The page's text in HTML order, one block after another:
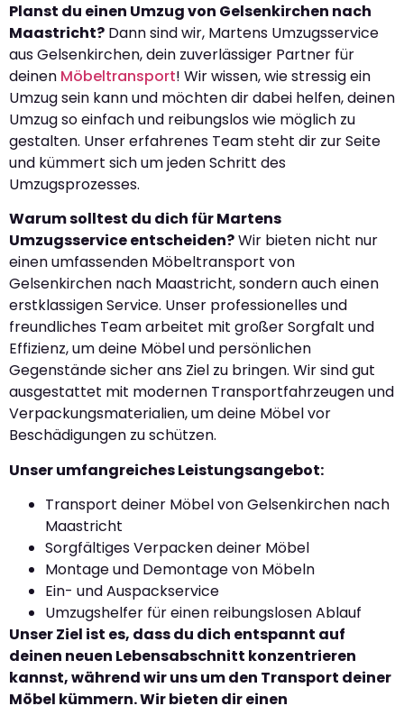
Planst du einen Umzug von Gelsenkirchen nach
Maastricht? Dann sind wir, Martens Umzugsservice
aus Gelsenkirchen, dein zuverlässiger Partner für
deinen Möbeltransport! Wir wissen, wie stressig ein
Umzug sein kann und möchten dir dabei helfen, deinen
Umzug so einfach und reibungslos wie möglich zu
gestalten. Unser erfahrenes Team steht dir zur Seite
und kümmert sich um jeden Schritt des
Umzugsprozesses.
Warum solltest du dich für Martens
Umzugsservice entscheiden?Wir bieten nicht nur
einen umfassenden Möbeltransport von
Gelsenkirchen nach Maastricht, sondern auch einen
erstklassigen Service. Unser professionelles und
freundliches Team arbeitet mit großer Sorgfalt und
Effizienz, um deine Möbel und persönlichen
Gegenstände sicher ans Ziel zu bringen. Wir sind gut
ausgestattet mit modernen Transportfahrzeugen und
Verpackungsmaterialien, um deine Möbel vor
Beschädigungen zu schützen.
Unser umfangreiches Leistungsangebot:
Transport deiner Möbel von Gelsenkirchen nach
Maastricht
Sorgfältiges Verpacken deiner Möbel
Montage und Demontage von Möbeln
Ein- und Auspackservice
Umzugshelfer für einen reibungslosen Ablauf
Unser Ziel ist es, dass du dich entspannt auf
deinen neuen Lebensabschnitt konzentrieren
kannst, während wir uns um den Transport deiner
Möbel kümmern. Wir bieten dir einen